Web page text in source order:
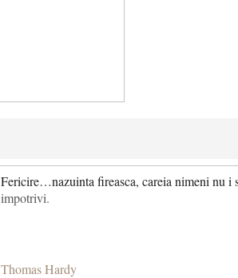
Fericire…nazuinta fireasca, careia nimeni nu i
impotrivi.
Thomas Hardy